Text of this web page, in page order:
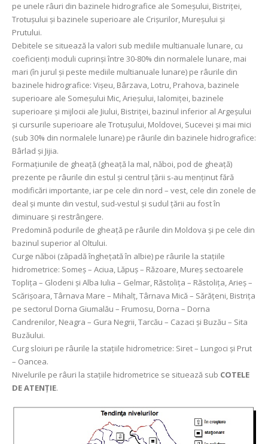
pe unele râuri din bazinele hidrografice ale Someșului, Bistriței,
Trotușului și bazinele superioare ale Crișurilor, Mureșului și
Prutului.
Debitele se situează la valori sub mediile multianuale lunare, cu
coeficienți moduli cuprinși între 30-80% din normalele lunare, mai
mari (în jurul și peste mediile multianuale lunare) pe râurile din
bazinele hidrografice: Vișeu, Bârzava, Lotru, Prahova, bazinele
superioare ale Someșului Mic, Arieșului, Ialomiței, bazinele
superioare și mijlocii ale Jiului, Bistriței, bazinul inferior al Argeșului
și cursurile superioare ale Trotușului, Moldovei, Sucevei şi mai mici
(sub 30% din normalele lunare) pe râurile din bazinele hidrografice:
Bârlad şi Jijia.
Formațiunile de gheață (gheață la mal, năboi, pod de gheață)
prezente pe râurile din estul și centrul țării s-au menținut fără
modificări importante, iar pe cele din nord – vest, cele din zonele de
deal și munte din vestul, sud-vestul și sudul țării au fost în
diminuare și restrângere.
Predomină podurile de gheață pe râurile din Moldova și pe cele din
bazinul superior al Oltului.
Curge năboi (zăpadă înghețată în albie) pe râurile la stațiile
hidrometrice: Someș – Aciua, Lăpuș – Răzoare, Mureș sectoarele
Toplița – Glodeni şi Alba Iulia – Gelmar, Răstolița – Răstolița, Arieş –
Scărişoara, Târnava Mare – Mihalț, Târnava Mică – Sărățeni, Bistrița
pe sectorul Dorna Giumalău – Frumosu, Dorna – Dorna
Candrenilor, Neagra – Gura Negrii, Tarcău – Cazaci și Buzău – Sita
Buzăului.
Curg sloiuri pe râurile la stațiile hidrometrice: Siret – Lungoci și Prut
– Oancea.
Nivelurile pe râuri la stațiile hidrometrice se situează sub COTELE
DE ATENȚIE.